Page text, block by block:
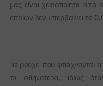
μας είναι χειροποίητα
οποίων δεν υπερβαίνει τα
Τα ρούχα που φτιάχνονται
τα φθηνότερα, ιδίως